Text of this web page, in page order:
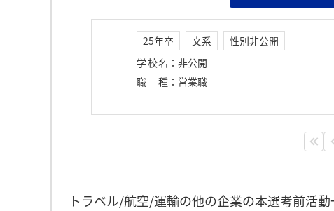
25年卒 文系
性別非公開
学校名 ： 非公開
職種 ： 営業職
トラベル/航空/運輸の他の企業の本選考前活